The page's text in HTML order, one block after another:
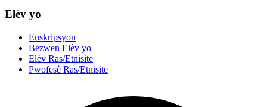
Elèv yo
Enskripsyon
Bezwen Elèv yo
Elèv Ras/Etnisite
Pwofesè Ras/Etnisite